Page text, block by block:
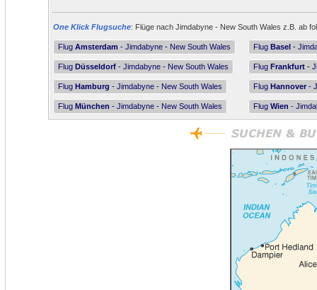
One Klick Flugsuche: Flüge nach Jimdabyne - New South Wales z.B. ab
Flug Amsterdam - Jimdabyne - New South Wales Flug Basel -
Flug Düsseldorf - Jimdabyne - New South Wales Flug Frankfurt -
Flug Hamburg - Jimdabyne - New South Wales Flug Hannover -
Flug München - Jimdabyne - New South Wales Flug Wien -